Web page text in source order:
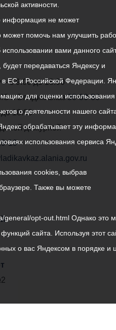
с 9.00 до 18.00
г. Владикавказ30-30-30
18:00
дежурной
19
активности.
информация не может
может помочь нам улучшить
вами данного
передаваться Яндексу и
в ЕС и Российской Федерации.
для оценки
о деятельности нашего
обрабатывает эту
использования сервиса
cookies, выбрав
Также вы можете
general/opt-out.html Однако это
сайта. Используя этот
о вас Яндексом в порядке и